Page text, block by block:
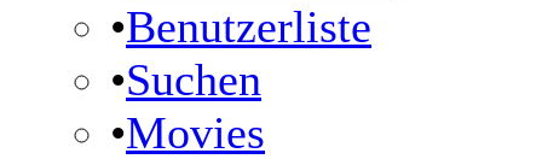
•Benutzerliste
•Suchen
•Movies